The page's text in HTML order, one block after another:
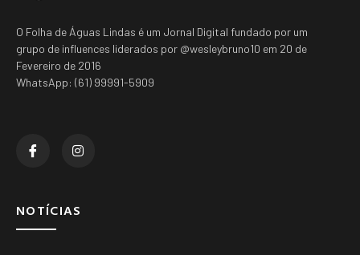
O Folha de Águas Lindas é um Jornal Digital fundado por um
grupo de influences liderados por @wesleybruno10 em 20 de
Fevereiro de 2016
WhatsApp: (61) 99991-5909
NOTÍCIAS